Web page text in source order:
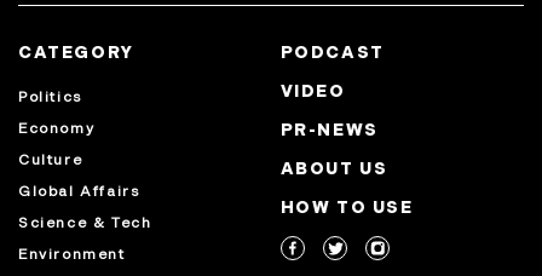
CATEGORY
Politics
Economy
Culture
Global Affairs
Science & Tech
Environment
PODCAST
VIDEO
PR-NEWS
ABOUT US
HOW TO USE